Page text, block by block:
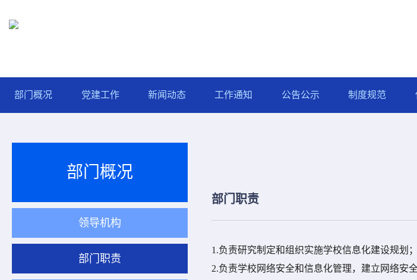
部门概况 党建工作 新闻动态 工作通知 公告公示 制度规范
部门概况
领导机构
部门职责
部门职责
1.负责研究制定和组织实施学校信息化建设规划；
2.负责学校网络安全和信息化管理，建立网络安全